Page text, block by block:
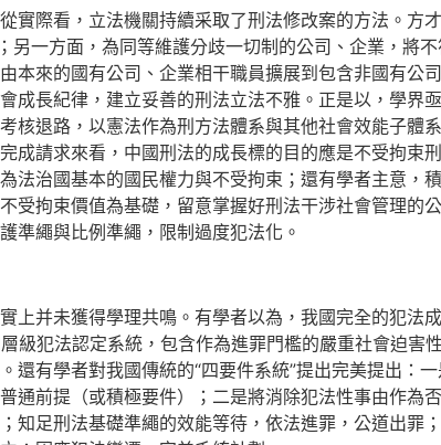
實際看，立法機關持續采取了刑法修改案的方法。方
另一方面，為同等維護分歧一切制的公司、企業，將
本來的國有公司、企業相干職員擴展到包含非國有公
成長紀律，建立妥善的刑法立法不雅。正是以，學界
退路，以憲法作為刑方法體系與其他社會效能子體
成請求來看，中國刑法的成長標的目的應是不受拘束
治國基本的國民權力與不受拘束；還有學者主意，
受拘束價值為基礎，留意掌握好刑法干涉社會管理的
準繩與比例準繩，限制過度犯法化。
上并未獲得學理共鳴。有學者以為，我國完全的犯法
級犯法認定系統，包含作為進罪門檻的嚴重社會迫害
還有學者對我國傳統的“四要件系統”提出完美提出：
通前提（或積極要件）；二是將消除犯法性事由作為
知足刑法基礎準繩的效能等待，依法進罪，公道出罪